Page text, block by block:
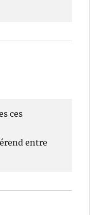
ces
entre